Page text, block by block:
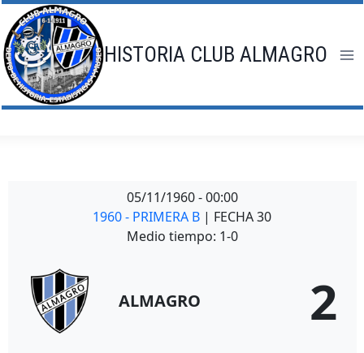
Saltar
al
contenido
HISTORIA CLUB ALMAGRO
05/11/1960 - 00:00
1960 - PRIMERA B | FECHA 30
Medio tiempo: 1-0
ALMAGRO 2